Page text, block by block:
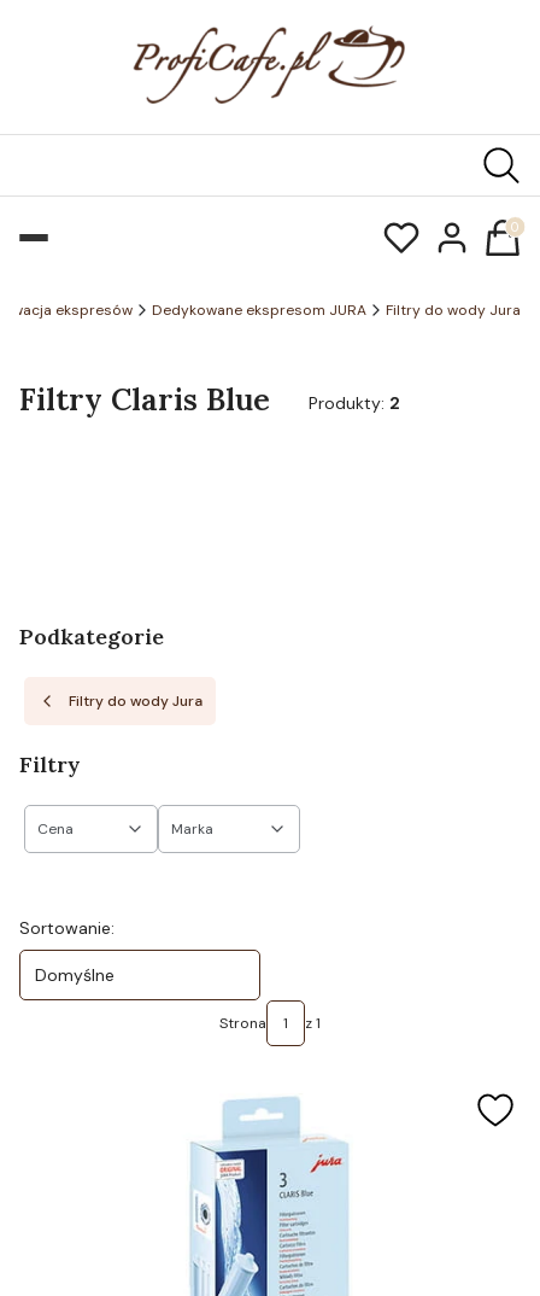
ekspresów Dedykowane ekspresom JURA Filtry do wody Jura
Filtry Claris Blue Produkty: 2
Podkategorie
Filtry do wody Jura
Filtry
Cena Marka
Lista produktów
Sortowanie:
Domyślne
Strona z 1